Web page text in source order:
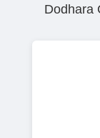
Dodhara